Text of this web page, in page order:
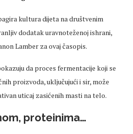
kultura dijeta na društvenim
dodatak uravnoteženoj ishrani,
Lamber za ovaj časopis.
da proces fermentacije koji se
proizvoda, uključujući i sir, može
uticaj zasićenih masti na telo.
proteinima…